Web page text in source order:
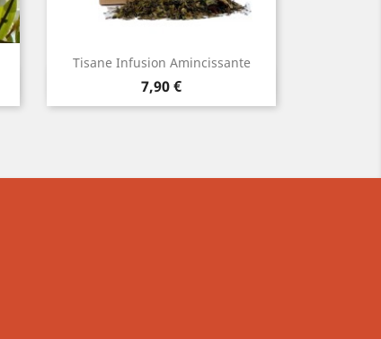
Tisane Infusion Amincissante
Prix
7,90 €
Aperçu rapide